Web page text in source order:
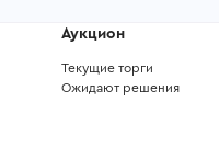
Аукцион
Текущие торги
Ожидают решения